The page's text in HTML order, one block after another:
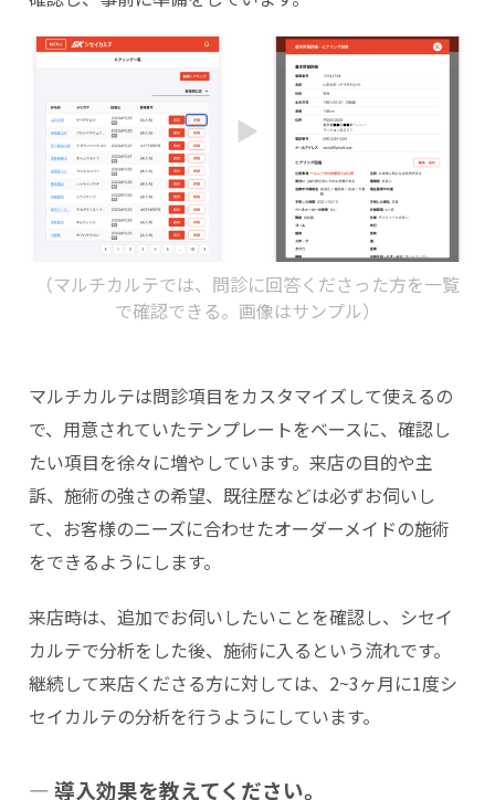
（マルチカルテでは、問診に回答くださった方を一覧
で確認できる。画像はサンプル）
マルチカルテは問診項目をカスタマイズして使えるの
で、用意されていたテンプレートをベースに、確認し
たい項目を徐々に増やしています。来店の目的や主
訴、施術の強さの希望、既往歴などは必ずお伺いし
て、お客様のニーズに合わせたオーダーメイドの施術
をできるようにします。
来店時は、追加でお伺いしたいことを確認し、シセイ
カルテで分析をした後、施術に入るという流れです。
継続して来店くださる方に対しては、2~3ヶ月に1度シ
セイカルテの分析を行うようにしています。
― 導入効果を教えてください。